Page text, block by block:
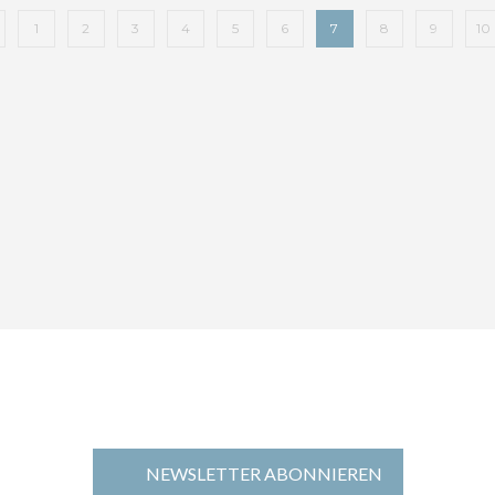
1 2 3 4 5 6 7 8 9 10
NEWSLETTER ABONNIEREN